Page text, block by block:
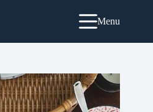
Menu